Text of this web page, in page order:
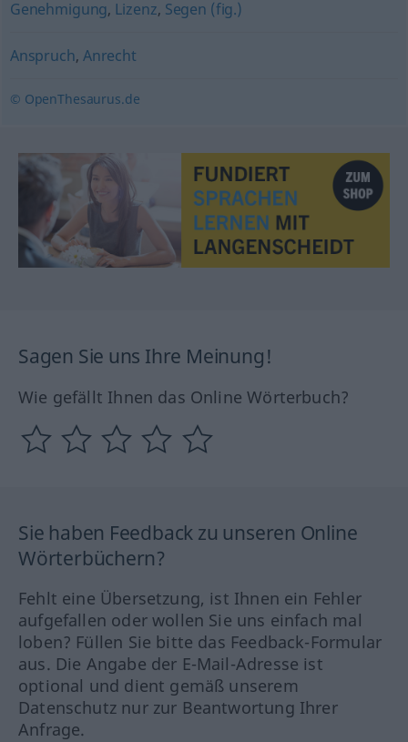
Genehmigung, Lizenz, Segen (fig.)
Anspruch, Anrecht
© OpenThesaurus.de
Sagen Sie uns Ihre Meinung!
Wie gefällt Ihnen das Online Wörterbuch?
Sie haben Feedback zu unseren Online
Wörterbüchern?
Fehlt eine Übersetzung, ist Ihnen ein Fehler
aufgefallen oder wollen Sie uns einfach mal
loben? Füllen Sie bitte das Feedback-Formular
aus. Die Angabe der E-Mail-Adresse ist
optional und dient gemäß unserem
Datenschutz nur zur Beantwortung Ihrer
Anfrage.